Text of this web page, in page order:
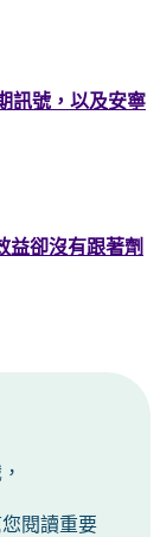
訊號，以及安寧
益卻沒有跟著劑
閱讀重要